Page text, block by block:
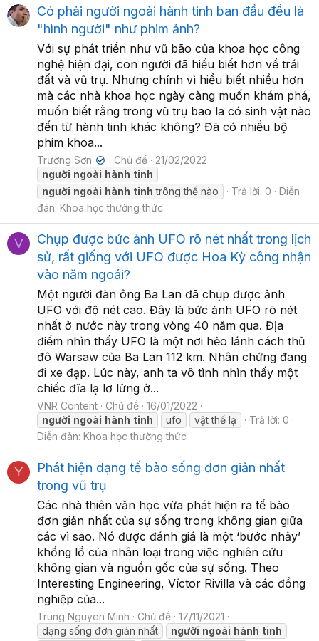
Có phải người ngoài hành tinh ban đầu đều là
"hình người" như phim ảnh?
Với sự phát triển như vũ bão của khoa học công
nghệ hiện đại, con người đã hiểu biết hơn về trái
đất và vũ trụ. Nhưng chính vì hiểu biết nhiều hơn
mà các nhà khoa học ngày càng muốn khám phá,
muốn biết rằng trong vũ trụ bao la có sinh vật nào
đến từ hành tinh khác không? Đã có nhiều bộ
phim khoa...
Trường Sơn ✔ Chủ đề
21/02/2022
người ngoài hành tinh
người ngoài hành tinh trông thế nào Trả lời: 0
Diễn
đàn: Khoa học thường thức
V
Chụp được bức ảnh UFO rõ nét nhất trong lịch
sử, rất giống với UFO được Hoa Kỳ công nhận
vào năm ngoái?
Một người đàn ông Ba Lan đã chụp được ảnh
UFO với độ nét cao. Đây là bức ảnh UFO rõ nét
nhất ở nước này trong vòng 40 năm qua. Địa
điểm nhìn thấy UFO là một nơi hẻo lánh cách thủ
đô Warsaw của Ba Lan 112 km. Nhân chứng đang
đi xe đạp. Lúc này, anh ta vô tình nhìn thấy một
chiếc đĩa lạ lơ lửng ở...
VNR Content Chủ đề
16/01/2022
người ngoài hành tinh ufo vật thể lạ
Trả lời: 0
Diễn đàn: Khoa học thường thức
Y
Phát hiện dạng tế bào sống đơn giản nhất
trong vũ trụ
Các nhà thiên văn học vừa phát hiện ra tế bào
đơn giản nhất của sự sống trong không gian giữa
các vì sao. Nó được đánh giá là một ‘bước nhảy’
khổng lồ của nhân loại trong việc nghiên cứu
không gian và nguồn gốc của sự sống. Theo
Interesting Engineering, Víctor Rivilla và các đồng
nghiệp của...
Trung Nguyen Minh Chủ đề
17/11/2021
dạng sống đơn giản nhất
người ngoài hành tinh